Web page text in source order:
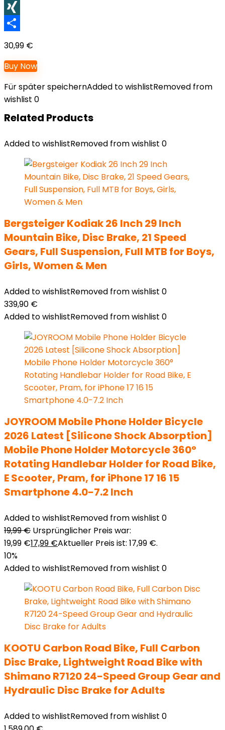
LinkedIn
XING
30,99 €
Buy Now
Für später speichernAdded to wishlistRemoved from
wishlist 0
Related Products
Added to wishlistRemoved from wishlist 0
Bergsteiger Kodiak 26 Inch 29 Inch
Mountain Bike, Disc Brake, 21 Speed
Gears, Full Suspension, Full MTB for Boys,
Girls, Women & Men
Added to wishlistRemoved from wishlist 0
339,90 €
Added to wishlistRemoved from wishlist 0
JOYROOM Mobile Phone Holder Bicycle
2026 Latest [Silicone Shock Absorption]
Mobile Phone Holder Motorcycle 360°
Rotating Handlebar Holder for Road Bike,
E Scooter, Pram, for iPhone 17 16 15
Smartphone 4.0-7.2 Inch
Added to wishlistRemoved from wishlist 0
19,99€ Ursprünglicher Preis war:
19,99 €17,99 €Aktueller Preis ist: 17,99 €.
10%
Added to wishlistRemoved from wishlist 0
KOOTU Carbon Road Bike, Full Carbon
Disc Brake, Lightweight Road Bike with
Shimano R7120 24-Speed Group Gear and
Hydraulic Disc Brake for Adults
Added to wishlistRemoved from wishlist 0